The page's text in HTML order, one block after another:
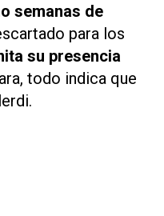
semanas de
para los
su presencia
todo indica que